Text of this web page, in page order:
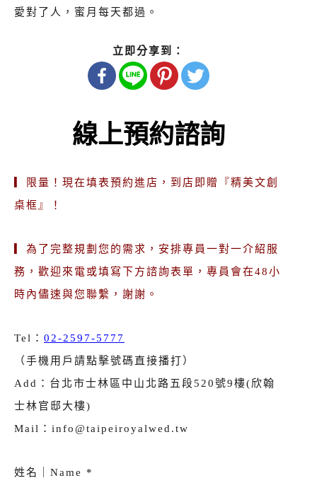
愛對了人，蜜月每天都過。
立即分享到：
線上預約諮詢
▎限量！現在填表預約進店，到店即贈『精美文創
桌框』！
▎為了完整規劃您的需求，安排專員一對一介紹服
務，歡迎來電或填寫下方諮詢表單，專員會在48小
時內儘速與您聯繫，謝謝。
Tel： 02-2597-5777
（手機用戶請點擊號碼直接播打）
Add：台北市士林區中山北路五段520號9樓(欣翰
士林官邸大樓)
Mail：info@taipeiroyalwed.tw
姓名｜Name *